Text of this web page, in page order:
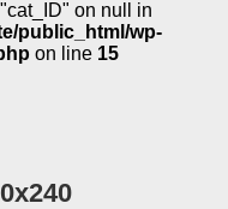
on null in
public_html/wp-
on line 15